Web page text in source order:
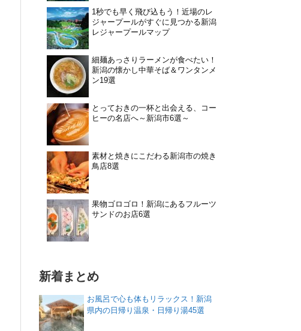
1秒でも早く飛び込もう！近場のレ
ジャープールがすぐに見つかる新潟
レジャープールマップ
細麺あっさりラーメンが食べたい！
新潟の懐かし中華そば＆ワンタンメ
ン19選
とっておきの一杯と出会える、コー
ヒーの名店へ～新潟市6選～
素材と焼きにこだわる新潟市の焼き
鳥店8選
果物ゴロゴロ！新潟にあるフルーツ
サンドのお店6選
新着まとめ
お風呂で心も体もリラックス！新潟
県内の日帰り温泉・日帰り湯45選